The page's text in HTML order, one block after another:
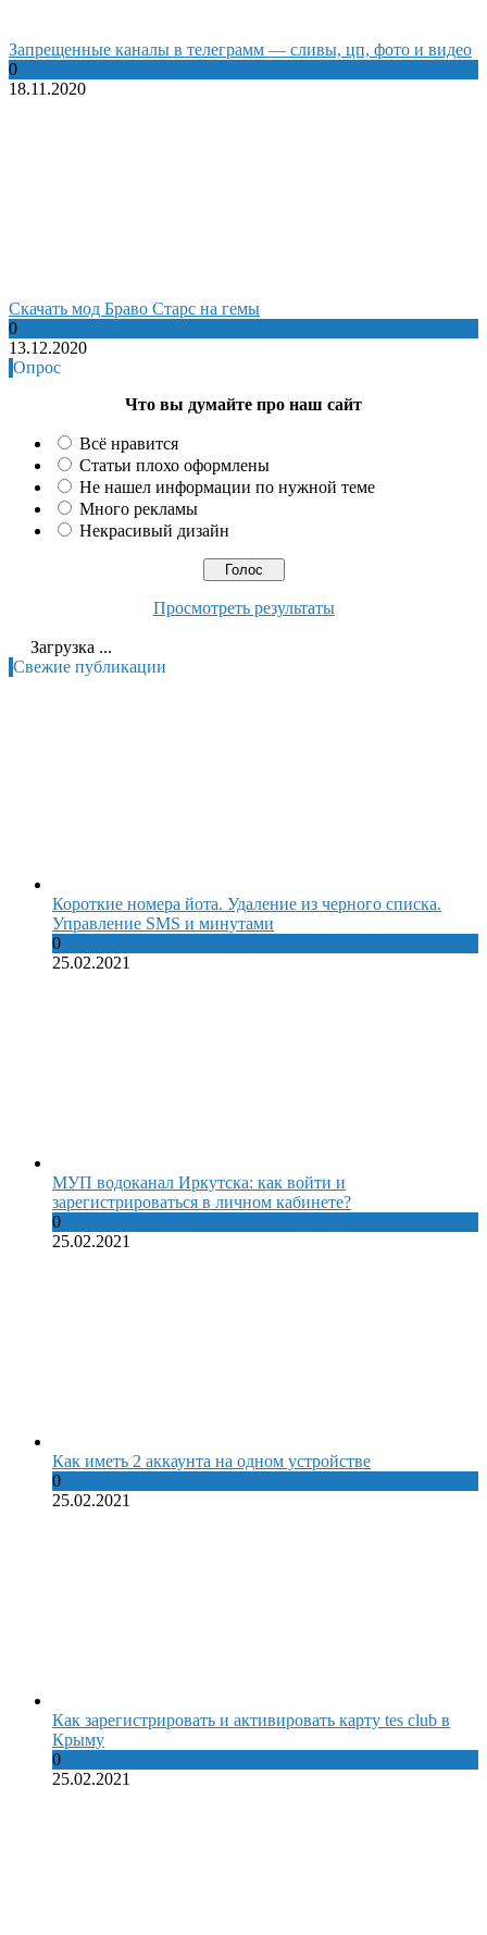
Запрещенные каналы в телеграмм — сливы, цп, фото и видео
0
18.11.2020
Cкачать мод Браво Старс на гемы
0
13.12.2020
Опрос
Что вы думайте про наш сайт
Всё нравится
Статьи плохо оформлены
Не нашел информации по нужной теме
Много рекламы
Некрасивый дизайн
Просмотреть результаты
Загрузка ...
Свежие публикации
Короткие номера йота. Удаление из черного списка.
Управление SMS и минутами
0
25.02.2021
МУП водоканал Иркутска: как войти и
зарегистрироваться в личном кабинете?
0
25.02.2021
Как иметь 2 аккаунта на одном устройстве
0
25.02.2021
Как зарегистрировать и активировать карту tes club в
Крыму
0
25.02.2021